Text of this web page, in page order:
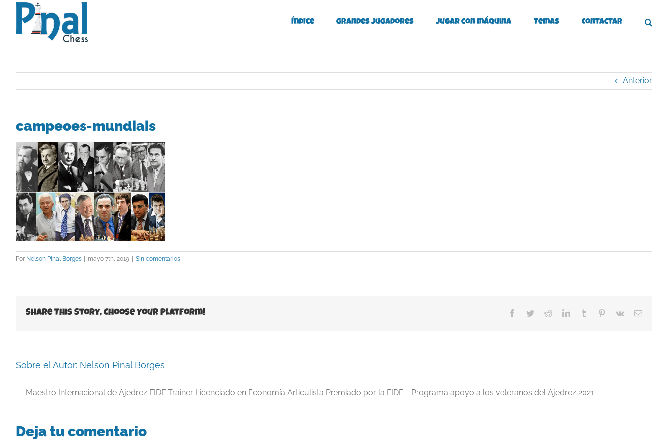
Saltar
contenido
Índice Grandes Jugadores Jugar con máquina Temas Contactar
Anterior
campeoes-mundiais
Por Nelson Pinal Borges | mayo 7th, 2019 | Sin comentarios
Share This Story, Choose Your Platform! Facebook
TwitterRedditLinkedInTumblr Pinterest
Vk
Correo
Sobre el Autor: Nelson Pinal Borges
Maestro Internacional de Ajedrez FIDE Trainer Licenciado en Economía Articulista Premiado por la FIDE - Programa apoyo a los veteranos del Ajedrez 2021
Deja tu comentario